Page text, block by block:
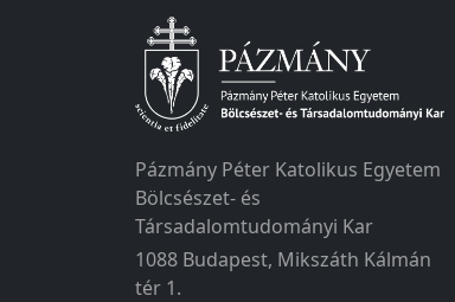
Pázmány Péter Katolikus Egyetem
Bölcsészet- és
Társadalomtudományi Kar
1088 Budapest, Mikszáth Kálmán
tér 1.